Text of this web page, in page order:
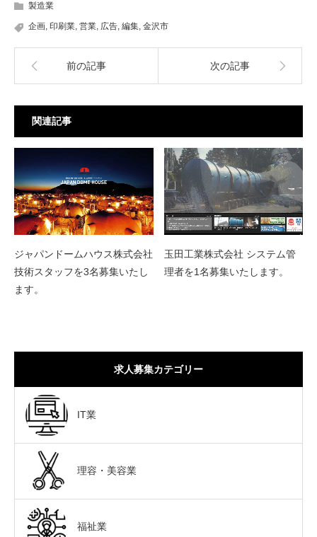
製造業
企画, 印刷業, 営業, 広告, 編集, 金沢市
前の記事 次の記事
関連記事
ジャパンドームハウス株式会社
技術スタッフを3名募集いたし
ます。
玉田工業株式会社 システム管
理者を1名募集いたします。
求人募集カテゴリー
IT業
理容・美容業
福祉業